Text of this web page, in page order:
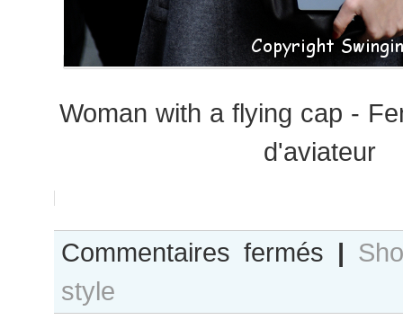
Woman with a flying cap -
d'aviateur
Commentaires fermés Tribute
Amelia
|
style